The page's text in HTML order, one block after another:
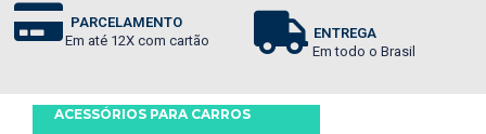
PARCELAMENTO
Em até 12X com cartão
ENTREGA
Em todo o Brasil
ACESSÓRIOS PARA CARROS